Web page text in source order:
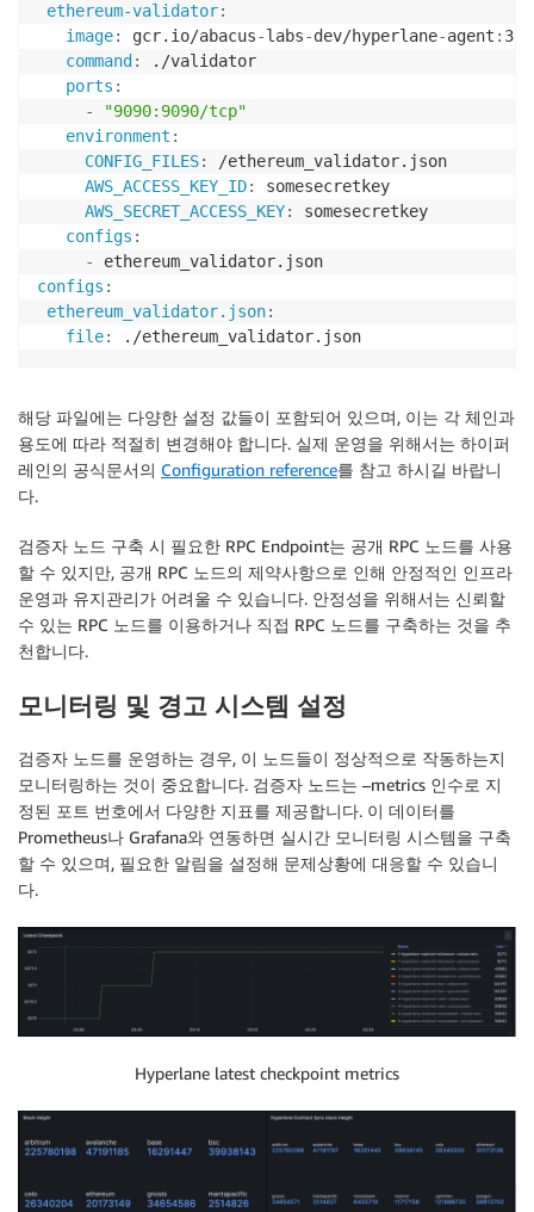
ethereum-validator:
image: gcr.io/abacus-labs-dev/hyperlane-agent :
command :
./validator
ports :
-
"9090:9090/tcp"
environment :
CONFIG_FILES:
/ethereum_validator.json
AWS_ACCESS_KEY_ID:
somesecretkey
AWS_SECRET_ACCESS_KEY:
somesecretkey
configs :
-
configs :
ethereum_validator.json:
file: ./ethereum_validator.json
해당 파일에는 다양한 설정 값들이 포함되어 있으며, 이는 각 체인과
용도에 따라 적절히 변경해야 합니다. 실제 운영을 위해서는 하이퍼
레인의 공식문서의 Configuration reference를 참고 하시길 바랍니
다.
검증자 노드 구축 시 필요한 RPC Endpoint는 공개 RPC 노드를 사용
할 수 있지만, 공개 RPC 노드의 제약사항으로 인해 안정적인 인프라
운영과 유지관리가 어려울 수 있습니다. 안정성을 위해서는 신뢰할
수 있는 RPC 노드를 이용하거나 직접 RPC 노드를 구축하는 것을 추
천합니다.
모니터링 및 경고 시스템 설정
검증자 노드를 운영하는 경우, 이 노드들이 정상적으로 작동하는지
모니터링하는 것이 중요합니다. 검증자 노드는 –metrics 인수로 지
정된 포트 번호에서 다양한 지표를 제공합니다. 이 데이터를
Prometheus나 Grafana와 연동하면 실시간 모니터링 시스템을 구축
할 수 있으며, 필요한 알림을 설정해 문제상황에 대응할 수 있습니
다.
Hyperlane latest checkpoint metrics